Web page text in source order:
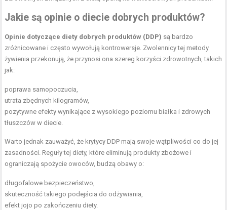
Jakie są opinie o diecie dobrych produktów?
Opinie dotyczące diety dobrych produktów (DDP) są bardzo
zróżnicowane i często wywołują kontrowersje. Zwolennicy tej metody
żywienia przekonują, że przynosi ona szereg korzyści zdrowotnych, takich
jak:
poprawa samopoczucia,
utrata zbędnych kilogramów,
pozytywne efekty wynikające z wysokiego poziomu białka i zdrowych
tłuszczów w diecie.
Warto jednak zauważyć, że krytycy DDP mają swoje wątpliwości co do jej
zasadności. Reguły tej diety, które eliminują produkty zbożowe i
ograniczają spożycie owoców, budzą obawy o:
długofalowe bezpieczeństwo,
skuteczność takiego podejścia do odżywiania,
efekt jojo po zakończeniu diety.